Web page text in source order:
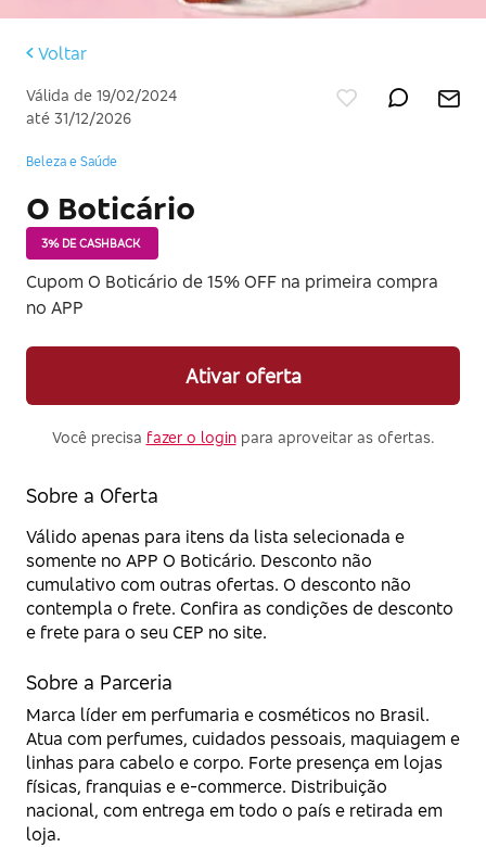
Voltar
Válida de 19/02/2024
até 31/12/2026
Beleza e Saúde
O Boticário
3% DE CASHBACK
Cupom O Boticário de 15% OFF na primeira compra
no APP
Ativar oferta
Você precisa fazer o loginpara aproveitar as ofertas.
Sobre a Oferta
Válido apenas para itens da lista selecionada e
somente no APP O Boticário. Desconto não
cumulativo com outras ofertas. O desconto não
contempla o frete. Confira as condições de desconto
e frete para o seu CEP no site.
Sobre a Parceria
Marca líder em perfumaria e cosméticos no Brasil.
Atua com perfumes, cuidados pessoais, maquiagem e
linhas para cabelo e corpo. Forte presença em lojas
físicas, franquias e e-commerce. Distribuição
nacional, com entrega em todo o país e retirada em
loja.